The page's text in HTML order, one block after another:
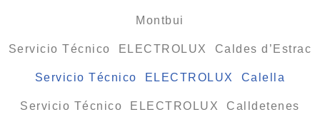
Montbui
Servicio Técnico ELECTROLUX Caldes d’Estrac
Servicio Técnico ELECTROLUX Calella
Servicio Técnico ELECTROLUX Calldetenes